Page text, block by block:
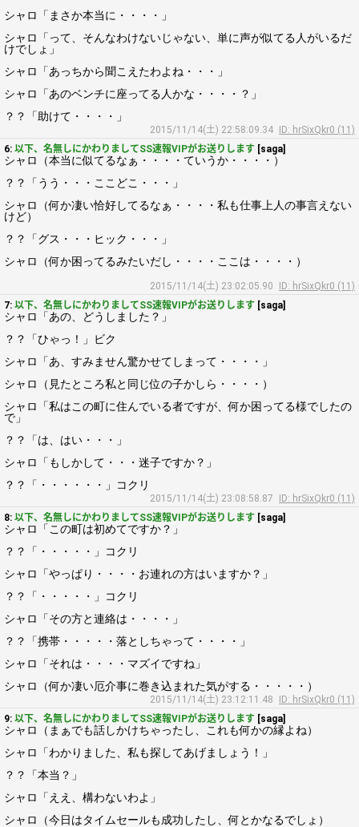
シャロ「まさか本当に・・・・」
シャロ「って、そんなわけないじゃない、単に声が似てる人がいるだ
けでしょ」
シャロ「あっちから聞こえたわよね・・・」
シャロ「あのベンチに座ってる人かな・・・・？」
？？「助けて・・・・」
2015/11/14(土) 22:58:09.34
ID: hrSixQkr0 (11)
6: 以下、名無しにかわりましてSS速報VIPがお送りします [saga]
シャロ（本当に似てるなぁ・・・・ていうか・・・・）
？？「うう・・・ここどこ・・・」
シャロ（何か凄い恰好してるなぁ・・・・私も仕事上人の事言えない
けど）
？？「グス・・・ヒック・・・」
シャロ（何か困ってるみたいだし・・・・ここは・・・・）
2015/11/14(土) 23:02:05.90
ID: hrSixQkr0 (11)
7: 以下、名無しにかわりましてSS速報VIPがお送りします [saga]
シャロ「あの、どうしました？」
？？「ひゃっ！」ビク
シャロ「あ、すみません驚かせてしまって・・・・」
シャロ（見たところ私と同じ位の子かしら・・・・）
シャロ「私はこの町に住んでいる者ですが、何か困ってる様でしたの
で」
？？「は、はい・・・」
シャロ「もしかして・・・迷子ですか？」
？？「・・・・・・」コクリ
2015/11/14(土) 23:08:58.87
ID: hrSixQkr0 (11)
8: 以下、名無しにかわりましてSS速報VIPがお送りします [saga]
シャロ「この町は初めてですか？」
？？「・・・・・」コクリ
シャロ「やっぱり・・・・お連れの方はいますか？」
？？「・・・・・」コクリ
シャロ「その方と連絡は・・・・」
？？「携帯・・・・・落としちゃって・・・・」
シャロ「それは・・・・マズイですね」
シャロ（何か凄い厄介事に巻き込まれた気がする・・・・・）
2015/11/14(土) 23:12:11.48
ID: hrSixQkr0 (11)
9: 以下、名無しにかわりましてSS速報VIPがお送りします [saga]
シャロ（まぁでも話しかけちゃったし、これも何かの縁よね）
シャロ「わかりました、私も探してあげましょう！」
？？「本当？」
シャロ「ええ、構わないわよ」
シャロ（今日はタイムセールも成功したし、何とかなるでしょ）